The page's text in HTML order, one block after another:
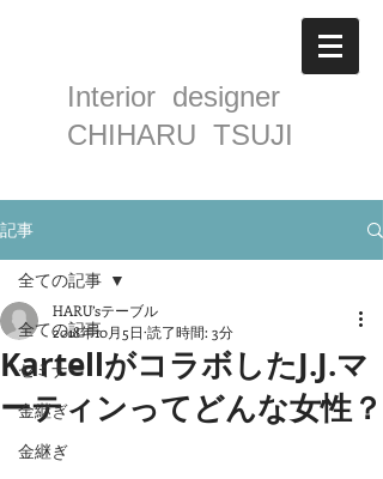
Interior designer
CHIHARU TSUJI
記事
全ての記事
セミナー
金継ぎ
金継ぎ
全ての記事
KartellがコラボしたJ.J.マ
ーティンってどんな女性？
HARU’sテーブル
2018年10月5日 読了時間: 3分